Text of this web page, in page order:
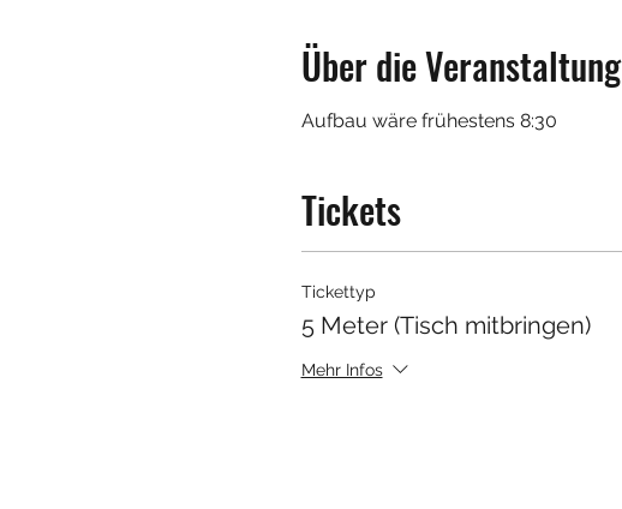
Über die Veranstaltung
Aufbau wäre frühestens 8:30
Tickets
Tickettyp
5 Meter (Tisch mitbringen)
Mehr Infos